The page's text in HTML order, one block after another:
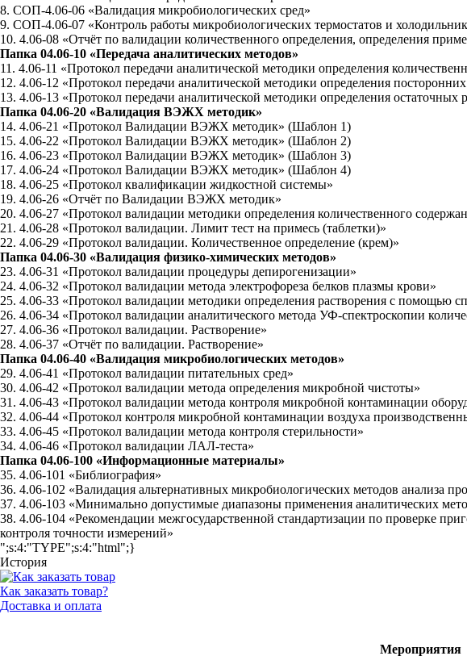
8. СОП-4.06-06 «Валидация микробиологических сред»
9. СОП-4.06-07 «Контроль работы микробиологических термостатов и
10. 4.06-08 «Отчёт по валидации количественного определения, определения
Папка 04.06-10 «Передача аналитических методов»
11. 4.06-11 «Протокол передачи аналитической методики определения
12. 4.06-12 «Протокол передачи аналитической методики определения
13. 4.06-13 «Протокол передачи аналитической методики определения остаточных
Папка 04.06-20 «Валидация ВЭЖХ методик»
14. 4.06-21 «Протокол Валидации ВЭЖХ методик» (Шаблон 1)
15. 4.06-22 «Протокол Валидации ВЭЖХ методик» (Шаблон 2)
16. 4.06-23 «Протокол Валидации ВЭЖХ методик» (Шаблон 3)
17. 4.06-24 «Протокол Валидации ВЭЖХ методик» (Шаблон 4)
18. 4.06-25 «Протокол квалификации жидкостной системы»
19. 4.06-26 «Отчёт по Валидации ВЭЖХ методик»
20. 4.06-27 «Протокол валидации методики определения количественного
21. 4.06-28 «Протокол валидации. Лимит тест на примесь (таблетки)»
22. 4.06-29 «Протокол валидации. Количественное определение (крем)»
Папка 04.06-30 «Валидация физико-химических методов»
23. 4.06-31 «Протокол валидации процедуры депирогенизации»
24. 4.06-32 «Протокол валидации метода электрофореза белков плазмы крови»
25. 4.06-33 «Протокол валидации методики определения растворения с помощью
26. 4.06-34 «Протокол валидации аналитического метода УФ-спектроскопии
27. 4.06-36 «Протокол валидации. Растворение»
28. 4.06-37 «Отчёт по валидации. Растворение»
Папка 04.06-40 «Валидация микробиологических методов»
29. 4.06-41 «Протокол валидации питательных сред»
30. 4.06-42 «Протокол валидации метода определения микробной чистоты»
31. 4.06-43 «Протокол валидации метода контроля микробной контаминации
32. 4.06-44 «Протокол контроля микробной контаминации воздуха
33. 4.06-45 «Протокол валидации метода контроля стерильности»
34. 4.06-46 «Протокол валидации ЛАЛ-теста»
Папка 04.06-100 «Информационные материалы»
35. 4.06-101 «Библиография»
36. 4.06-102 «Валидация альтернативных микробиологических методов анализа
37. 4.06-103 «Минимально допустимые диапазоны применения аналитических
38. 4.06-104 «Рекомендации межгосударственной стандартизации по проверке
контроля точности измерений»
";s:4:"TYPE";s:4:"html";}
История
Как заказать товар?
Доставка и оплата
Мероприятия